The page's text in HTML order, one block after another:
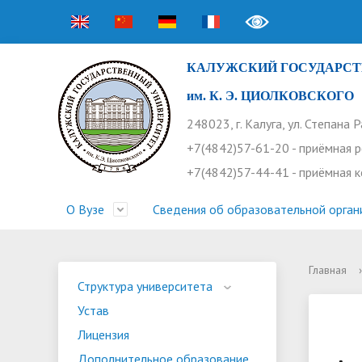
КАЛУЖСКИЙ
им. К. Э. ЦИОЛКОВСКОГО
248023, г. Калуга, ул. Степана
+7(4842)57-61-20 - приёмная
+7(4842)57-44-41 - приёмная
О Вузе
Устав
Профсоюз работников
Бассейн
Сведения об образовательной
Прием 2026. Ординатура
Оплата
Профком студентов
Конференции
Научные труды КГУ
Часто
Структура университета
Устав
Лицензия
Дополнительное образование
Главная ›